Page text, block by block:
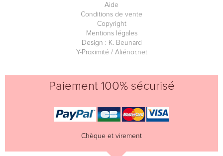
Aide
Conditions de vente
Copyright
Mentions légales
Design : K. Beunard
Y-Proximité / Aliénor.net
Paiement 100% sécurisé
Chèque et virement